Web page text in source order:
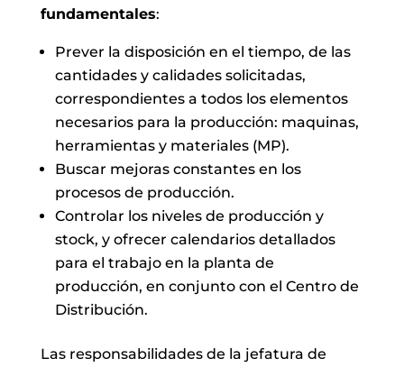
fundamentales:
Prever la disposición en el tiempo, de las
cantidades y calidades solicitadas,
correspondientes a todos los elementos
necesarios para la producción: maquinas,
herramientas y materiales (MP).
Buscar mejoras constantes en los
procesos de producción.
Controlar los niveles de producción y
stock, y ofrecer calendarios detallados
para el trabajo en la planta de
producción, en conjunto con el Centro de
Distribución.
Las responsabilidades de la jefatura de